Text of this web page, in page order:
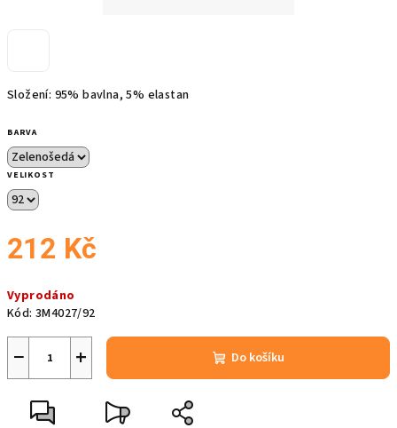
Složení: 95% bavlna, 5% elastan
BARVA
VELIKOST
212 Kč
cena:
Vyprodáno
Kód: 3M4027/92
+
− Do košíku